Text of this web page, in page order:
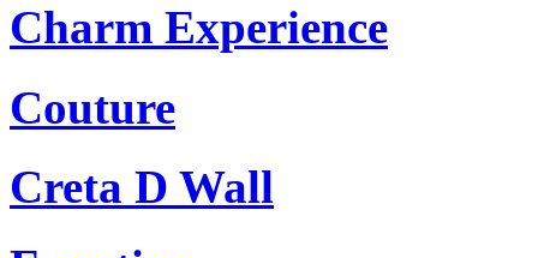
Charm Experience
Couture
Creta D Wall